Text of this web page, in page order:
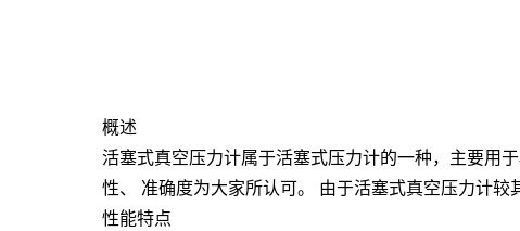
概述
活塞式真空压力计属于活塞式压力计的一种，主要用
性、 准确度为大家所认可。 由于活塞式真空压力计较
性能特点